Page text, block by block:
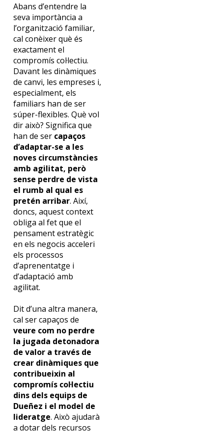
Abans d’entendre la
seva importància a
l’organització familiar,
cal conèixer què és
exactament el
compromís col·lectiu.
Davant les dinàmiques
de canvi, les empreses i,
especialment, els
familiars han de ser
súper-flexibles. Què vol
dir això? Significa que
han de ser capaços
d’adaptar-se a les
noves circumstàncies
amb agilitat, però
sense perdre de vista
el rumb al qual es
pretén arribar. Així,
doncs, aquest context
obliga al fet que el
pensament estratègic
en els negocis acceleri
els processos
d’aprenentatge i
d’adaptació amb
agilitat.
Dit d’una altra manera,
cal ser capaços de
veure com no perdre
la jugada detonadora
de valor a través de
crear dinàmiques que
contribueixin al
compromís col·lectiu
dins dels equips de
Dueñez i el model de
lideratge. Això ajudarà
a dotar dels recursos